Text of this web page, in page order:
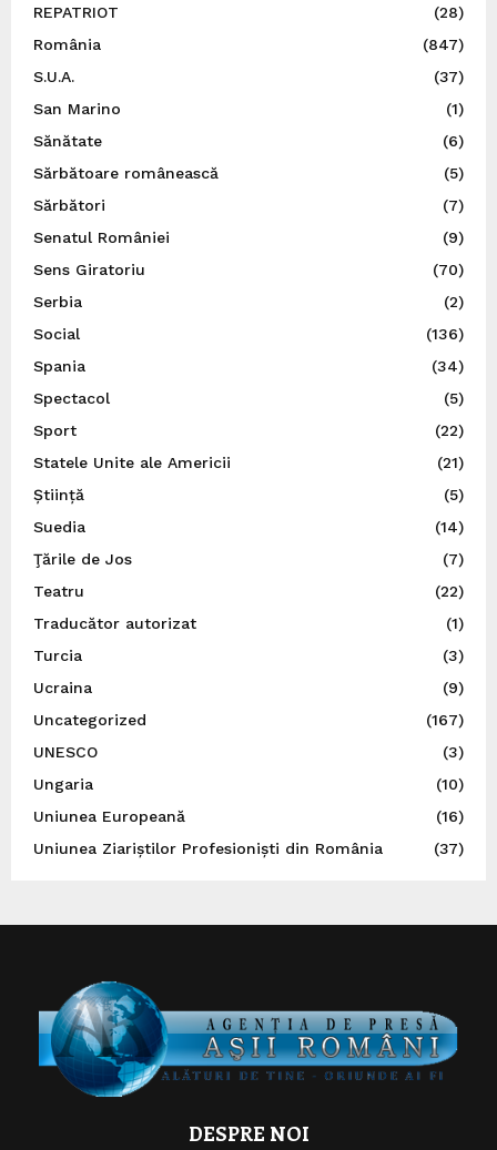
REPATRIOT
(28)
România
(847)
S.U.A.
(37)
San Marino
(1)
Sănătate
(6)
Sărbătoare românească
(5)
Sărbători
(7)
Senatul României
(9)
Sens Giratoriu
(70)
Serbia
(2)
Social
(136)
Spania
(34)
Spectacol
(5)
Sport
(22)
Statele Unite ale Americii
(21)
Știință
(5)
Suedia
(14)
Ţările de Jos
(7)
Teatru
(22)
Traducător autorizat
(1)
Turcia
(3)
Ucraina
(9)
Uncategorized
(167)
UNESCO
(3)
Ungaria
(10)
Uniunea Europeană
(16)
Uniunea Ziariștilor Profesioniști din România
(37)
DESPRE NOI